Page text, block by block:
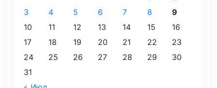
3
4 5 6 7 8
9
10
11 12 13 14 15
16
17
18 19 20 21 22
23
24
25 26 27 28 29
30
31